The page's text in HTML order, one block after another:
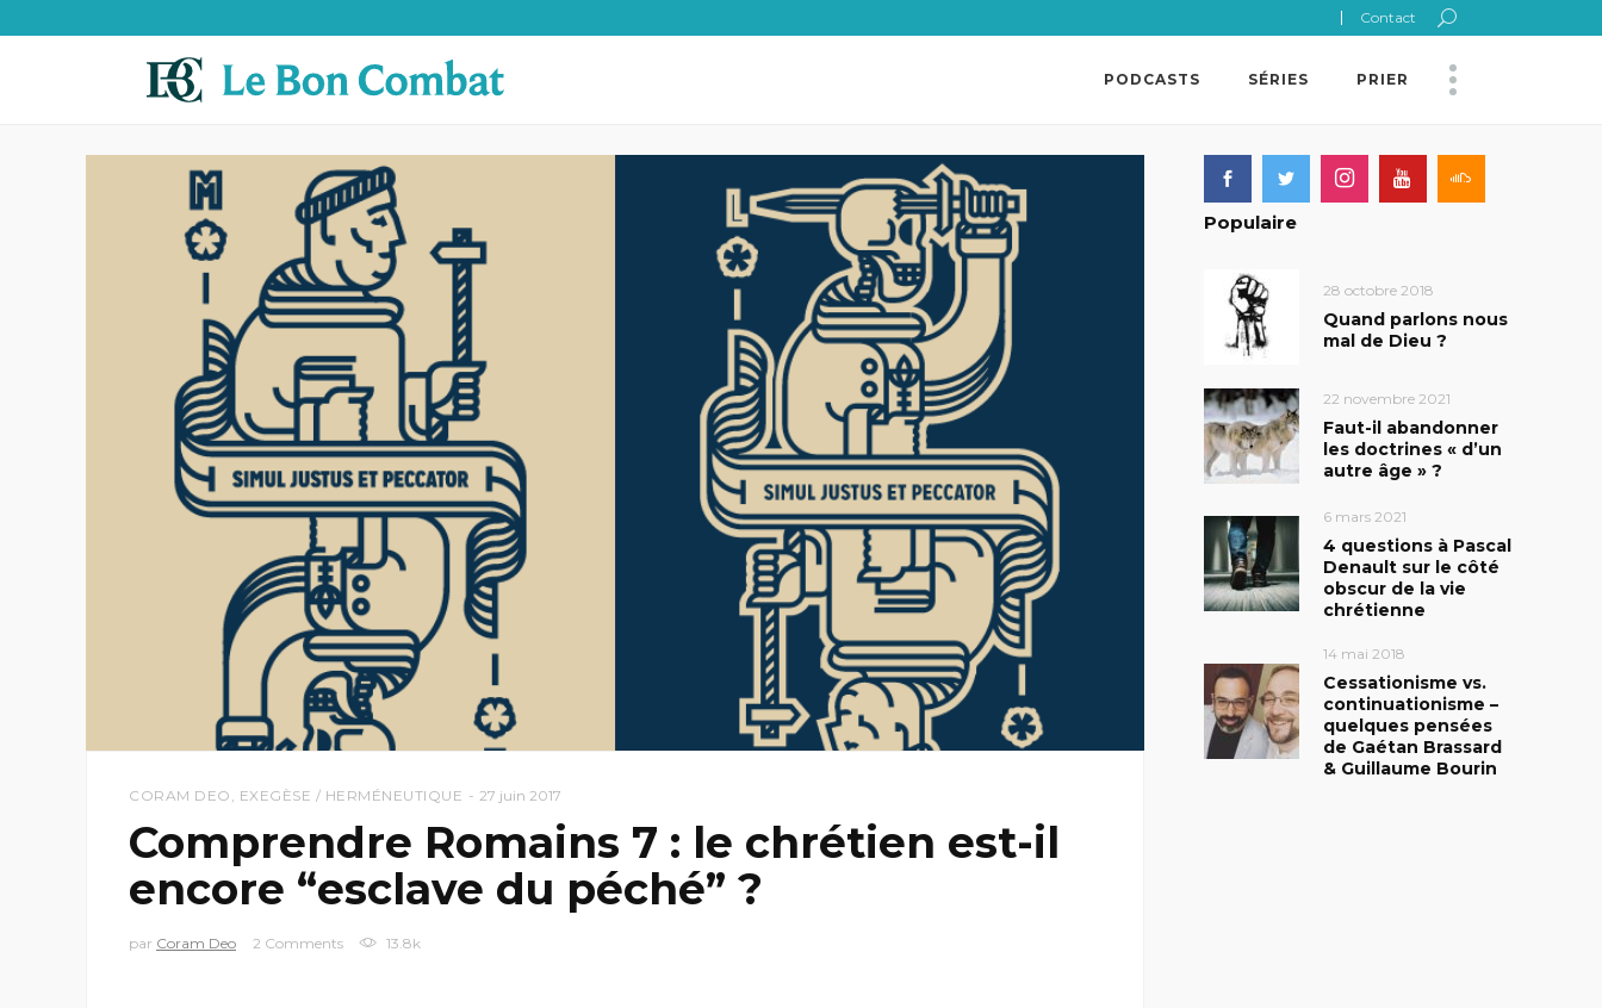
Contact
PODCASTS SÉRIES PRIER
CORAM DEO , EXEGÈSE / HERMÉNEUTIQUE 27 juin 2017
Comprendre Romains 7 : le chrétien est-il
encore “esclave du péché” ?
par Coram Deo 2 Comments 13.8k
Populaire
28 octobre 2018
Quand parlons nous
mal de Dieu ?
22 novembre 2021
Faut-il abandonner
les doctrines « d’un
autre âge » ?
6 mars 2021
4 questions à Pascal
Denault sur le côté
obscur de la vie
chrétienne
14 mai 2018
Cessationisme vs.
continuationisme –
quelques pensées
de Gaétan Brassard
& Guillaume Bourin